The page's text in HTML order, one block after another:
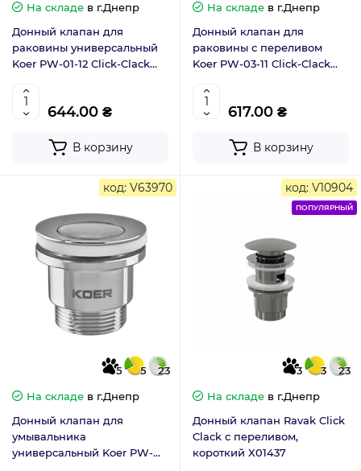
На складе в г.Днепр
Донный клапан для
раковины универсальный
Koer PW-01-12 Click-Clack
644.00 ₴
В корзину
На складе в г.Днепр
Донный клапан для
раковины с переливом
Koer PW-03-11 Click-Clack
накладка) 1.1/4 (KR3397)
617.00 ₴
В корзину
код: V63970
5 5
23
На складе в г.Днепр
Донный клапан для
умывальника
универсальный Koer PW-
код: V10904
3 3 23
ПОПУЛЯРНЫЙ
На складе в г.Днепр
Донный клапан Ravak Click
Clack с переливом,
короткий X01437